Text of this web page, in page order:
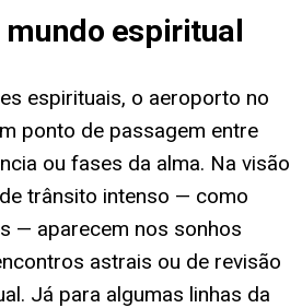
espiritual
espirituais, o aeroporto no
ponto de passagem entre
ou fases da alma. Na visão
trânsito intenso — como
— aparecem nos sonhos
astrais ou de revisão
Já para algumas linhas da